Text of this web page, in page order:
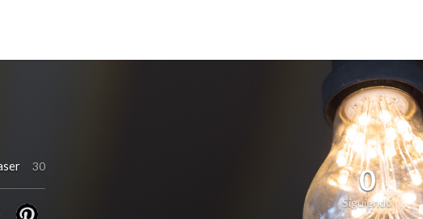
30 0
Siguiendo